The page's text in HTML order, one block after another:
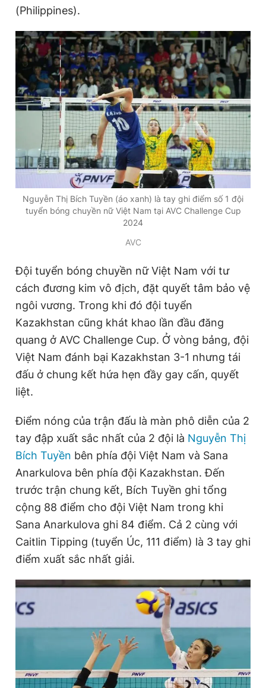
Theo dõi báo trên
Hotline
0906 645 777
Liên hệ quảng cáo
0908 780 404
Đặt báo Quảng cáo RSS Tòa soạn Chính sách bảo
Tổng biên tập: Nguyễn Ngọc Toàn
Phó tổng biên tập thường trực: Hải Thành
Phó tổng biên tập: Lâm Hiếu Dũng
Phó tổng biên tập: Trần Việt Hưng
Tổng thư ký tòa soạn: Đức Trung
Giấy phép xuất bản số 110/GP - BTTTT cấp ngày 24.3.2020
© 2003-2026 Bản quyền thuộc về Báo Thanh Niên. Cấm sao
chép dưới mọi hình thức nếu không có sự chấp thuận bằng văn
bản. Phát triển bởi ePi Technologies, JSC.
(Philippines).
Nguyễn Thị Bích Tuyền (áo xanh) là tay ghi điểm số 1 đội
tuyển bóng chuyền nữ Việt Nam tại AVC Challenge Cup
2024
AVC
Đội tuyển bóng chuyền nữ Việt Nam với tư
cách đương kim vô địch, đặt quyết tâm bảo vệ
ngôi vương. Trong khi đó đội tuyển
Kazakhstan cũng khát khao lần đầu đăng
quang ở AVC Challenge Cup. Ở vòng bảng, đội
Việt Nam đánh bại Kazakhstan 3-1 nhưng tái
đấu ở chung kết hứa hẹn đầy gay cấn, quyết
liệt.
Điểm nóng của trận đấu là màn phô diễn của 2
tay đập xuất sắc nhất của 2 đội là Nguyễn Thị
Bích Tuyền bên phía đội Việt Nam và Sana
Anarkulova bên phía đội Kazakhstan. Đến
trước trận chung kết, Bích Tuyền ghi tổng
cộng 88 điểm cho đội Việt Nam trong khi
Sana Anarkulova ghi 84 điểm. Cả 2 cùng với
Caitlin Tipping (tuyển Úc, 111 điểm) là 3 tay ghi
điểm xuất sắc nhất giải.